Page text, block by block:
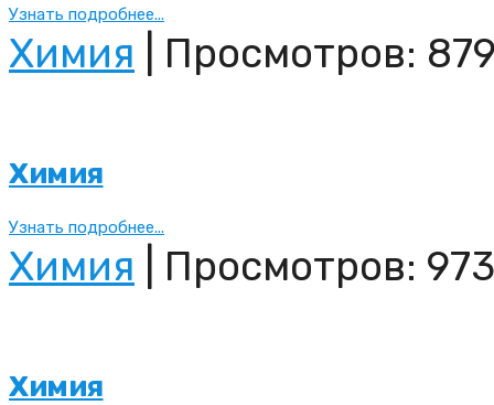
Узнать подробнее...
Химия | Просмотров:
Химия
Узнать подробнее...
Химия | Просмотров:
Химия